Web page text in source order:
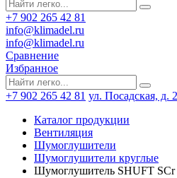
+7 902 265 42 81
info@klimadel.ru
info@klimadel.ru
Сравнение
Избранное
+7 902 265 42 81 ул. Посадская, д.
Каталог продукции
Вентиляция
Шумоглушители
Шумоглушители круглые
Шумоглушитель SHUFT SCr